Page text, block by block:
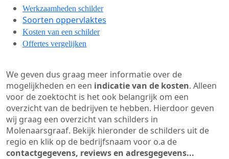
Werkzaamheden schilder
Soorten oppervlaktes
Kosten van een schilder
Offertes vergelijken
We geven dus graag meer informatie over de
mogelijkheden en een indicatie van de kosten. Alleen
voor de zoektocht is het ook belangrijk om een
overzicht van de bedrijven te hebben. Hierdoor geven
wij graag een overzicht van schilders in
Molenaarsgraaf. Bekijk hieronder de schilders uit de
regio en klik op de bedrijfsnaam voor o.a de
contactgegevens, reviews en adresgegevens...